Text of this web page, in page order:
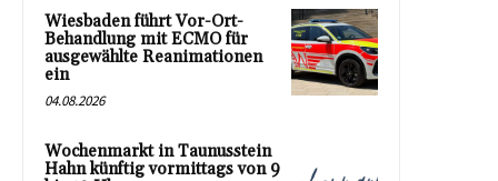
Wiesbaden führt Vor-Ort-
Behandlung mit ECMO für
ausgewählte Reanimationen
ein
04.08.2026
Wochenmarkt in Taunusstein
Hahn künftig vormittags von 9